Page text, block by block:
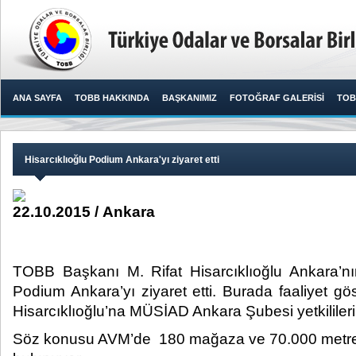
ANA SAYFA TOBB HAKKINDA BAŞKANIMIZ FOTOĞRAF GALERİSİ
Hisarcıklıoğlu Podium Ankara'yı ziyaret etti
22.10.2015 / Ankara
TOBB Başkanı M. Rifat Hisarcıklıoğlu
Podium Ankara’yı ziyaret etti. Burada faaliyet
Hisarcıklıoğlu’na MÜSİAD Ankara Şubesi
Söz konusu AVM’de 180 mağaza ve 70.000